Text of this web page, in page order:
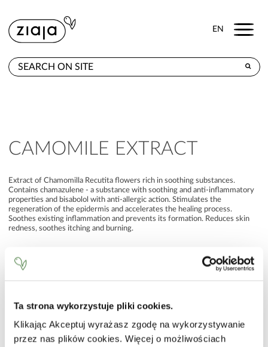
Ta strona wykorzystuje pliki cookies.
Klikając Akceptuj wyrażasz zgodę na wykorzystywanie
przez nas plików cookies. Więcej o możliwościach
EN Menu
CONTACT
CAMOMILE EXTRACT
Extract of Chamomilla Recutita flowers rich in soothing substances.
Contains chamazulene - a substance with soothing and anti-inflammatory
properties and bisabolol with anti-allergic action. Stimulates the
regeneration of the epidermis and accelerates the healing process.
Soothes existing inflammation and prevents its formation. Reduces skin
redness, soothes itching and burning.
BACK TO INGREDIENTS LIST
PRODUCTS THAT CONTAIN
INGREDIENT